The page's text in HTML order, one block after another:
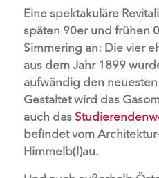
Eine spektakuläre
späten 90er und frühen
Simmering an: Die vier
aus dem Jahr 1899
aufwändig den
Gestaltet wird das
auch das
befindet vom
Himmelb(l)au.